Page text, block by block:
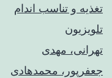
تغذیه و تناسب اندام
تلویزیون
تهرانی، مهدی
جعفرپور، محمدهادی